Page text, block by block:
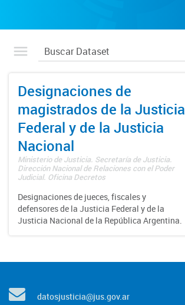
Designaciones de
magistrados de la Justicia
Federal y de la Justicia
Nacional
Ministerio de Justicia. Secretaría de Justicia.
Dirección Nacional de Relaciones con el Poder
Judicial. Oficina Decretos
Designaciones de jueces, fiscales y
defensores de la Justicia Federal y de la
Justicia Nacional de la República Argentina.
datosjusticia@jus.gov.ar